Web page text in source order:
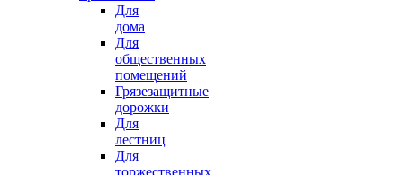
Для
дома
Для
общественных
помещений
Грязезащитные
дорожки
Для
лестниц
Для
торжественных